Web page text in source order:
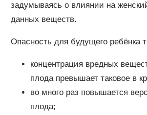
задумываясь о влиянии на
данных веществ.
Опасность для будущего ребёнка
концентрация вредных
плода превышает таковое в
во много раз повышается
плода;